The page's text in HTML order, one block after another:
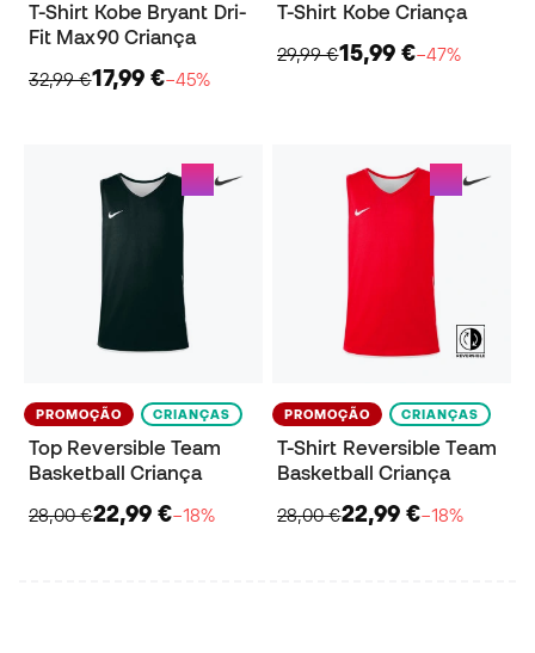
T-Shirt Kobe Bryant Dri-
Fit Max90 Criança
32,99 €17,99 €−45%
T-Shirt Kobe Criança
29,99 €15,99 €−47%
PROMOÇÃO CRIANÇAS
Top Reversible Team
Basketball Criança
28,00 €22,99 €−18%
PROMOÇÃO CRIANÇAS
T-Shirt Reversible Team
Basketball Criança
28,00 €22,99 €−18%